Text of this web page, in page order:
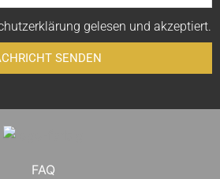
gelesen und akzeptiert.
SENDEN
FAQ